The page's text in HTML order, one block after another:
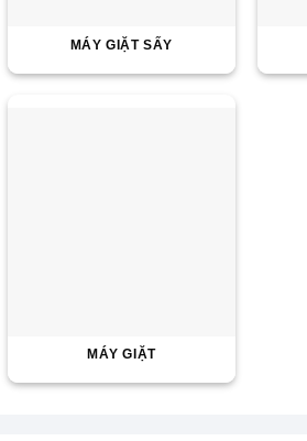
MÁY GIẶT SẤY
MÁY GIẶT